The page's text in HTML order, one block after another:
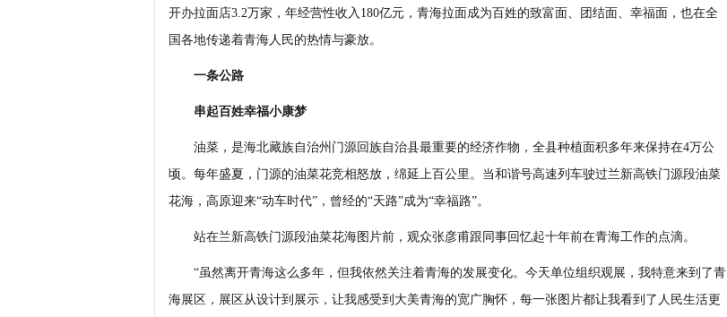
开办拉面店3.2万家，年经营性收入180亿元，青海拉面成为百姓的致富面、团结面、幸福面，也在全
国各地传递着青海人民的热情与豪放。
一条公路
串起百姓幸福小康梦
油菜，是海北藏族自治州门源回族自治县最重要的经济作物，全县种植面积多年来保持在4万公
顷。每年盛夏，门源的油菜花竞相怒放，绵延上百公里。当和谐号高速列车驶过兰新高铁门源段油菜
花海，高原迎来“动车时代”，曾经的“天路”成为“幸福路”。
站在兰新高铁门源段油菜花海图片前，观众张彦甫跟同事回忆起十年前在青海工作的点滴。
“虽然离开青海这么多年，但我依然关注着青海的发展变化。今天单位组织观展，我特意来到了青
海展区，展区从设计到展示，让我感受到大美青海的宽广胸怀，每一张图片都让我看到了人民生活更